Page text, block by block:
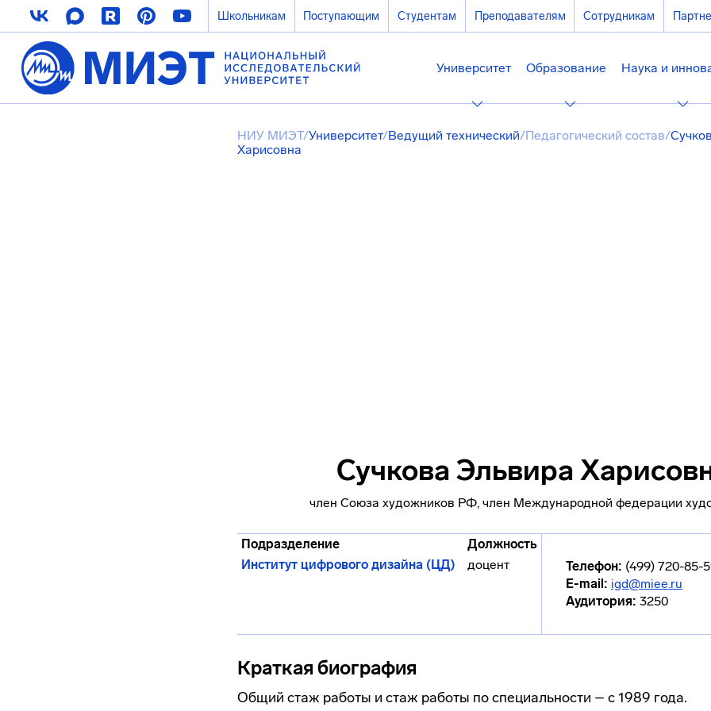
Школьникам Поступающим Студентам Преподавателям Сотрудникам
Университет Образование Наука и
НИУ МИЭТ/Университет/Ведущий технический/Педагогический состав/
Харисовна
Сучкова Эльвира
член Союза художников РФ, член Международной федерации
Подразделение
Должность
Институт цифрового дизайна (ЦД)
доцент Телефон: (499) 720-85-
E-mail: igd@miee.ru
Аудитория: 3250
Краткая биография
Общий стаж работы и стаж работы по специальности – с 1989 года.